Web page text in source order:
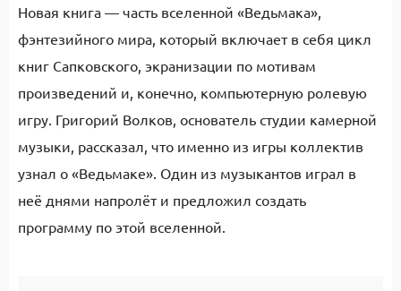
Новая книга — часть вселенной «Ведьмака»,
фэнтезийного мира, который включает в себя цикл
книг Сапковского, экранизации по мотивам
произведений и, конечно, компьютерную ролевую
игру. Григорий Волков, основатель студии камерной
музыки, рассказал, что именно из игры коллектив
узнал о «Ведьмаке». Один из музыкантов играл в
неё днями напролёт и предложил создать
программу по этой вселенной.